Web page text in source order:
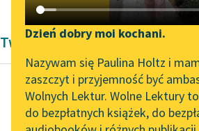
Katalog DAISY
Podkasty o książkach
Aktualności
Spotkanie z Katarzyną
Tunkiel w Oslo
Mapa
Dzień dobry moi kochani.
Nazywam się Paulina Holtz i
zaszczyt i przyjemność być
Wolnych Lektur. Wolne Lektury
do bezpłatnych książek, do
Twórczość Maurycy Schlanger
Maurycy